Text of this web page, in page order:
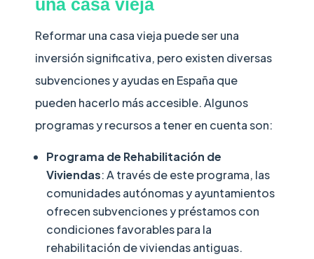
una casa vieja
Reformar una casa vieja puede ser una
inversión significativa, pero existen diversas
subvenciones y ayudas en España que
pueden hacerlo más accesible. Algunos
programas y recursos a tener en cuenta son:
Programa de Rehabilitación de
Viviendas: A través de este programa, las
comunidades autónomas y ayuntamientos
ofrecen subvenciones y préstamos con
condiciones favorables para la
rehabilitación de viviendas antiguas.